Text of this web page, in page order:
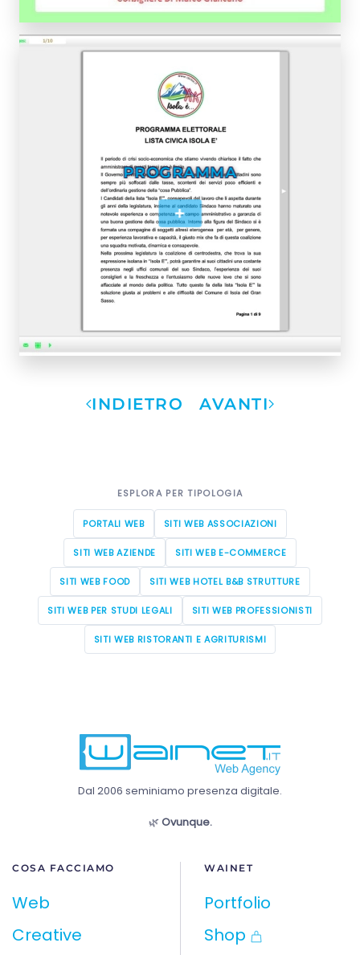
PROGRAMMA
+
INDIETRO AVANTI
ESPLORA PER TIPOLOGIA
PORTALI WEB SITI WEB ASSOCIAZIONI
SITI WEB AZIENDE SITI WEB E-COMMERCE
SITI WEB FOOD SITI WEB HOTEL B&B STRUTTURE
SITI WEB PER STUDI LEGALI SITI WEB PROFESSIONISTI
SITI WEB RISTORANTI E AGRITURISMI
Dal 2006 seminiamo presenza digitale.
🌿 Ovunque.
COSA FACCIAMO
Web
Creative
WAINET
Portfolio
Shop